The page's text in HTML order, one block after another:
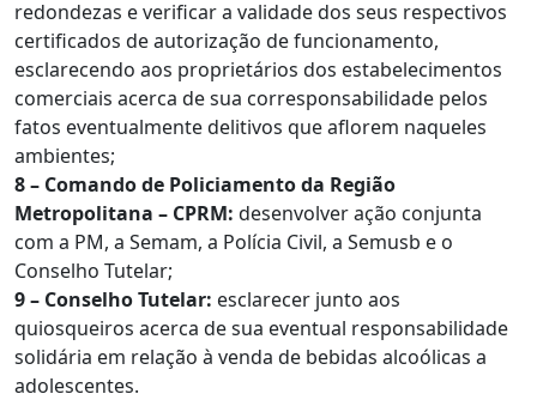
redondezas e verificar a validade dos seus respectivos
certificados de autorização de funcionamento,
esclarecendo aos proprietários dos estabelecimentos
comerciais acerca de sua corresponsabilidade pelos
fatos eventualmente delitivos que aflorem naqueles
ambientes;
8 – Comando de Policiamento da Região
Metropolitana – CPRM: desenvolver ação conjunta
com a PM, a Semam, a Polícia Civil, a Semusb e o
Conselho Tutelar;
9 – Conselho Tutelar: esclarecer junto aos
quiosqueiros acerca de sua eventual responsabilidade
solidária em relação à venda de bebidas alcoólicas a
adolescentes.